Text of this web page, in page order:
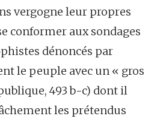
vergogne leur propres
conformer aux sondages
dénoncés par
le peuple avec un « gros
493 b-c) dont il
les prétendus